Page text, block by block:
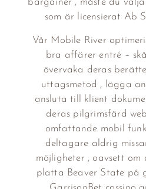
bargainer , måste du
som är licensierat Ab
Vår Mobile River
bra affärer entré ​​–
övervaka deras
uttagsmetod , lägga
ansluta till klient
deras pilgrimsfärd
omfattande mobil
deltagare aldrig
möjligheter , oavsett om
platta Beaver State på